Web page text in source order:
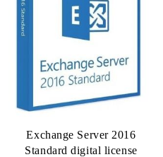
Exchange Server 2016
Standard digital license